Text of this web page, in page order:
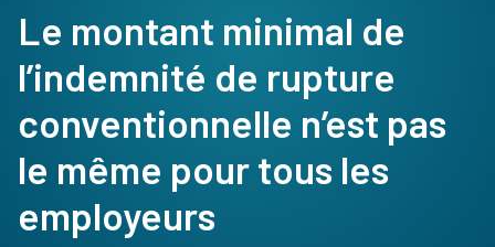
Le montant minimal de
l’indemnité de rupture
conventionnelle n’est pas
le même pour tous les
employeurs